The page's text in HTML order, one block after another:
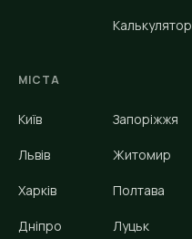
Калькулятор
МІСТА
Київ
Львів
Харків
Дніпро
Запоріжжя
Житомир
Полтава
Луцьк